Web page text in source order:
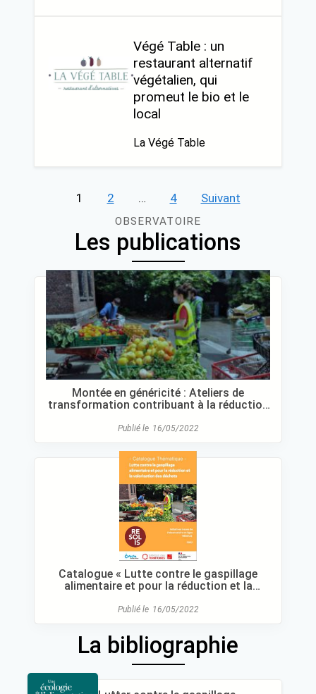
Végé Table : un
restaurant alternatif
végétalien, qui
promeut le bio et le
local
La Végé Table
Pagination
publications
1 2 … 4 Suivant
OBSERVATOIRE
Les publications
Montée en généricité : Ateliers de
transformation contribuant à la réduction
Publié le 16/05/2022
Catalogue « Lutte contre le gaspillage
alimentaire et pour la réduction et la
Publié le 16/05/2022
La bibliographie